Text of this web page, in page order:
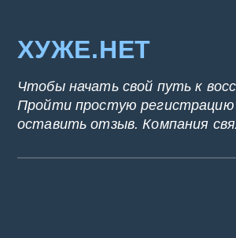
ХУЖЕ.НЕТ
Чтобы начать свой путь к
Пройти простую регистрацию
оставить отзыв. Компания